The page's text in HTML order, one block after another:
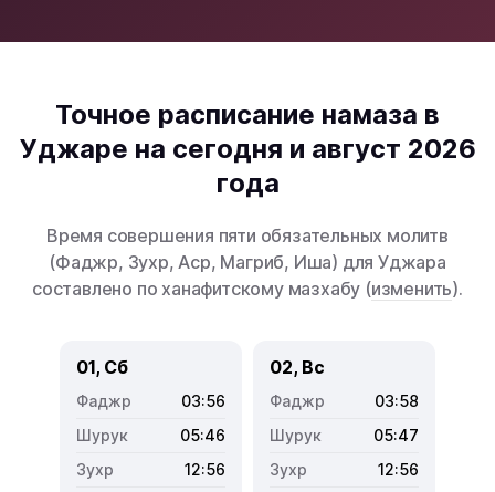
Точное расписание намаза в
Уджаре на сегодня и август 2026
года
Время совершения пяти обязательных молитв
(Фаджр, Зухр, Аср, Магриб, Иша) для Уджара
составлено по ханафитскому мазхабу (изменить).
01, Сб
03:56
05:46
12:56
02, Вс
03:58
05:47
12:56